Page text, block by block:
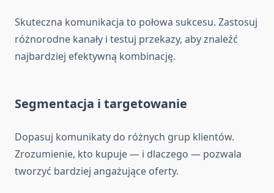
Skuteczna komunikacja to połowa sukcesu. Zastosuj
różnorodne kanały i testuj przekazy, aby znaleźć
najbardziej efektywną kombinację.
Segmentacja i targetowanie
Dopasuj komunikaty do różnych grup klientów.
Zrozumienie, kto kupuje — i dlaczego — pozwala
tworzyć bardziej angażujące oferty.